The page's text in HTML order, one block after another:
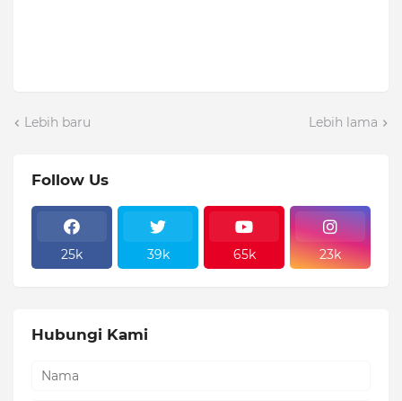
Lebih baru Lebih lama
Follow Us
25k 39k 65k 23k
Hubungi Kami